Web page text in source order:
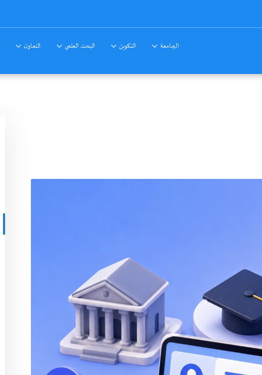
الجامعة التكوين البحث العلمي التعاون